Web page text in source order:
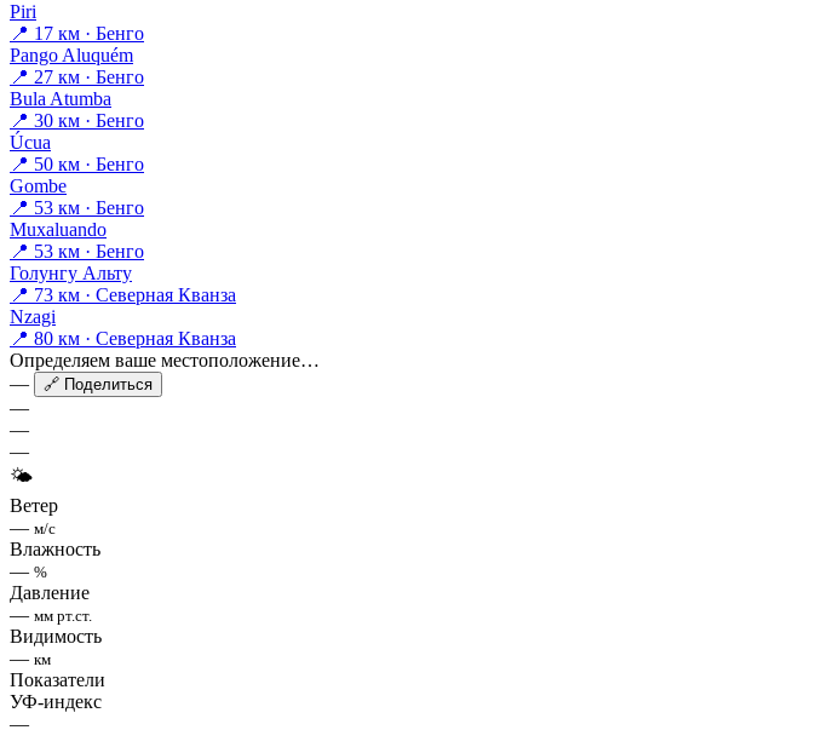
Piri
📍 17 км · Бенго
Pango Aluquém
📍 27 км · Бенго
Bula Atumba
📍 30 км · Бенго
Úcua
📍 50 км · Бенго
Gombe
📍 53 км · Бенго
Muxaluando
📍 53 км · Бенго
Голунгу Альту
📍 73 км · Северная Кванза
Nzagi
📍 80 км · Северная Кванза
Определяем ваше местоположение…
—
🔗 Поделиться
—
—
—
🌤
Ветер
— м/с
Влажность
— %
Давление
— мм рт.ст.
Видимость
— км
Показатели
УФ-индекс
—